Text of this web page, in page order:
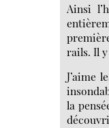
Ainsi
rails. Il
J’aime
la